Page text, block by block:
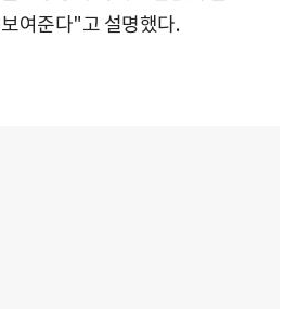
여준다"고 설명했다.